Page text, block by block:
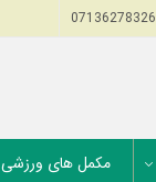
07136278326
مکمل های ورزشی